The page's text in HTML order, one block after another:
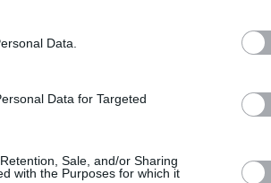
Data.
Data for Targeted
Sale, and/or Sharing
with the Purposes for which it